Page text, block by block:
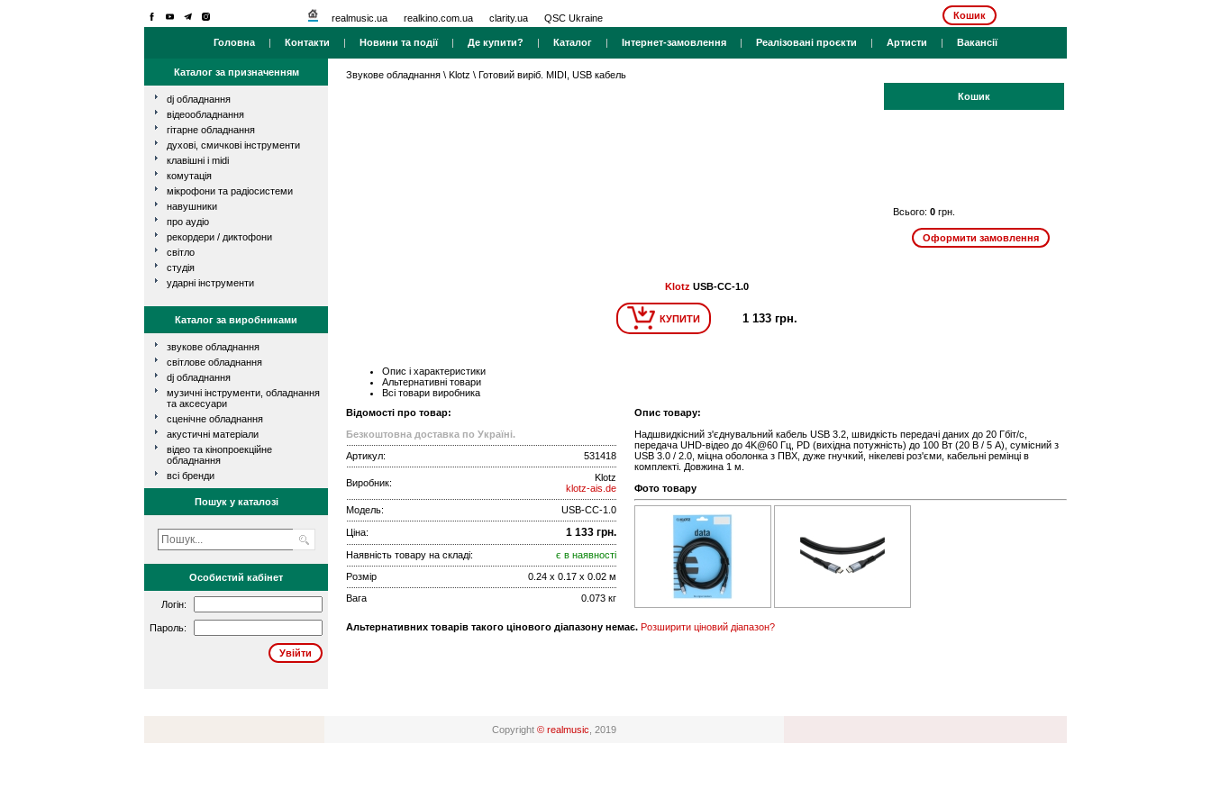
realmusic.ua realkino.com.ua clarity.ua QSC Ukraine Кошик
Головна | Контакти | Новини та події| Де купити? | Каталог | Інтернет-замовлення | Реалізовані проєкти | Артисти | Вакансії
Каталог за призначенням
dj обладнання
відеообладнання
гітарне обладнання
духові, смичкові інструменти
клавішні і midi
комутація
мікрофони та радіосистеми
навушники
про аудіо
рекордери / диктофони
світло
студія
ударні інструменти
Каталог за виробниками
звукове обладнання
світлове обладнання
dj обладнання
музичні інструменти, обладнання
та аксесуари
сценічне обладнання
акустичні матеріали
відео та кінопроекційне
обладнання
всі бренди
Пошук у каталозі
Особистий кабінет
Логін:
Пароль:
Звукове обладнання \ Klotz \ Готовий виріб. MIDI, USB кабель
Кошик
Всього: 0 грн.
Klotz USB-CC-1.0
КУПИТИ 1 133 грн.
Опис і характеристики
Альтернативні товари
Всі товари виробника
Відомості про товар:
Безкоштовна доставка по Україні.
Артикул:
531418
Виробник:
Klotz
klotz-ais.de
Модель:
USB-CC-1.0
Ціна: 1 133 грн.
Наявність товару на складі:
є в наявності
Розмір
0.24 x 0.17 x 0.02 м
Вага
0.073 кг
Опис товару:
Надшвидкісний з'єднувальний кабель USB 3.2, швидкість передачі даних до 20 Гбіт/с,
передача UHD-відео до 4K@60 Гц, PD (вихідна потужність) до 100 Вт (20 В / 5 А), сумісний з
USB 3.0 / 2.0, міцна оболонка з ПВХ, дуже гнучкий, нікелеві роз'єми, кабельні ремінці в
комплекті. Довжина 1 м.
Фото товару
Альтернативних товарів такого цінового діапазону немає. Розширити ціновий діапазон?
Copyright © realmusic , 2019